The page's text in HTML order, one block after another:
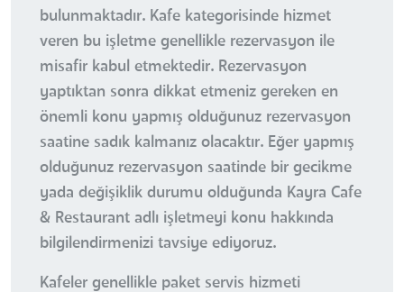
bulunmaktadır. Kafe kategorisinde hizmet
veren bu işletme genellikle rezervasyon ile
misafir kabul etmektedir. Rezervasyon
yaptıktan sonra dikkat etmeniz gereken en
önemli konu yapmış olduğunuz rezervasyon
saatine sadık kalmanız olacaktır. Eğer yapmış
olduğunuz rezervasyon saatinde bir gecikme
yada değişiklik durumu olduğunda Kayra Cafe
& Restaurant adlı işletmeyi konu hakkında
bilgilendirmenizi tavsiye ediyoruz.
Kafeler genellikle paket servis hizmeti